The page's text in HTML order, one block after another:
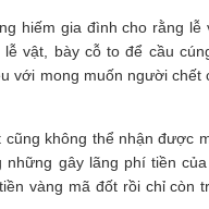
hiếm gia đình cho rằng lễ
vật, bày cỗ to để cầu
với mong muốn người chết
không thể nhận được
gây lãng phí tiền
vàng mã đốt rồi chỉ còn